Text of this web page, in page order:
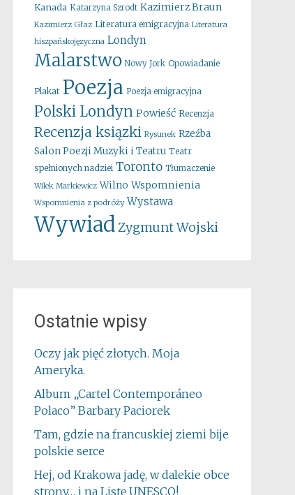
Kanada Katarzyna Szrodt Kazimierz Braun
Kazimierz Głaz Literatura emigracyjna Literatura
hiszpańskojęzyczna Londyn
Malarstwo Nowy Jork Opowiadanie
Plakat Poezja Poezja emigracyjna
Polski Londyn Powieść Recenzja
Recenzja ksiązki Rysunek Rzeźba
Salon Poezji Muzyki i Teatru Teatr
spełnionych nadziei Toronto Tłumaczenie
Wilek Markiewicz Wilno Wspomnienia
Wspomnienia z podróży Wystawa
WywiadZygmunt Wojski
Ostatnie wpisy
Oczy jak pięć złotych. Moja
Ameryka.
Album „Cartel Contemporáneo
Polaco” Barbary Paciorek
Tam, gdzie na francuskiej ziemi bije
polskie serce
Hej, od Krakowa jadę, w dalekie obce
strony… i na Listę UNESCO!